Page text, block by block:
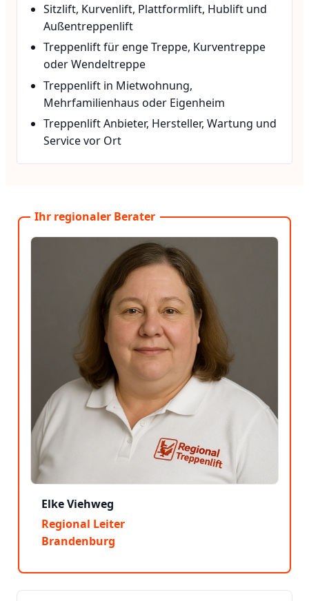
Sitzlift, Kurvenlift, Plattformlift, Hublift und
Außentreppenlift
Treppenlift für enge Treppe, Kurventreppe
oder Wendeltreppe
Treppenlift in Mietwohnung,
Mehrfamilienhaus oder Eigenheim
Treppenlift Anbieter, Hersteller, Wartung und
Service vor Ort
Ihr regionaler Berater
Elke Viehweg
Regional Leiter
Brandenburg